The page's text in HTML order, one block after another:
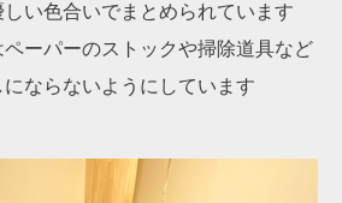
しい色合いでまとめられています
ーパーのストックや掃除道具など
ならないようにしています